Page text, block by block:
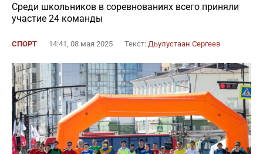
Среди школьников в соревнованиях всего приняли
участие 24 команды
СПОРТ 14:41, 08 мая 2025 Текст: Дьулустаан Сергеев